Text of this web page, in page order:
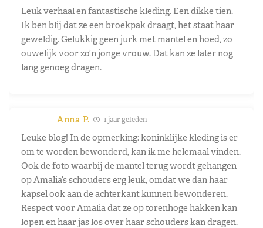
Leuk verhaal en fantastische kleding. Een dikke tien.
Ik ben blij dat ze een broekpak draagt, het staat haar
geweldig. Gelukkig geen jurk met mantel en hoed, zo
ouwelijk voor zo’n jonge vrouw. Dat kan ze later nog
lang genoeg dragen.
Anna P. 1 jaar geleden
Leuke blog! In de opmerking: koninklijke kleding is er
om te worden bewonderd, kan ik me helemaal vinden.
Ook de foto waarbij de mantel terug wordt gehangen
op Amalia’s schouders erg leuk, omdat we dan haar
kapsel ook aan de achterkant kunnen bewonderen.
Respect voor Amalia dat ze op torenhoge hakken kan
lopen en haar jas los over haar schouders kan dragen.